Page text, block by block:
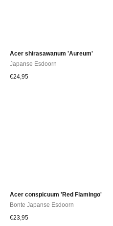
Acer shirasawanum 'Aureum'
Japanse Esdoorn
€24,95
Acer conspicuum 'Red Flamingo'
Bonte Japanse Esdoorn
€23,95